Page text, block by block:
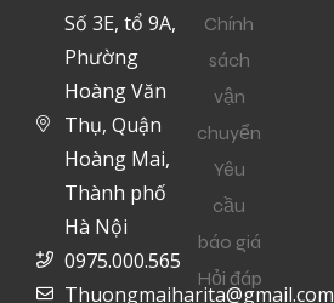
Số 3E, tổ 9A,
Phường
Hoàng Văn
Thụ, Quận
Hoàng Mai,
Thành phố
Hà Nội
0975.000.565
Thuongmaiharita@gmail.com
Chính
sách
vận
chuyển
Yêu
cầu
báo giá
Hỏi đáp